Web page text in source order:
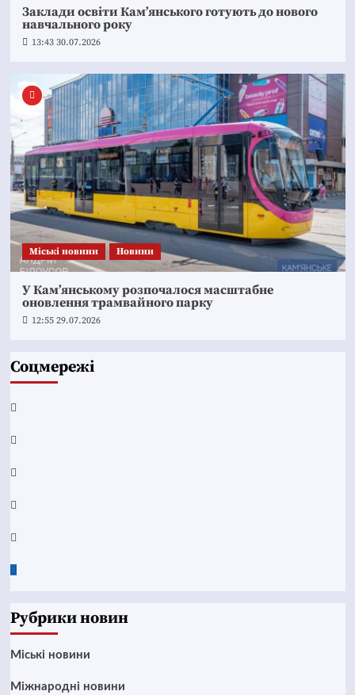
Заклади освіти Кам’янського готують до нового
навчального року
13:43 30.07.2026
Mіські новини Новини
У Кам’янському розпочалося масштабне
оновлення трамвайного парку
12:55 29.07.2026
Соцмережі
Facebook
YouTube
Telegram
Instagram
Twitter
Google
Рубрики новин
Mіські новини
Міжнародні новини